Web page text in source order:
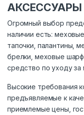
АКСЕССУАРЫ
Огромный выбор
наличии есть:
тапочки, палантины,
брелки, меховые
средство по уходу за
Высокие требования
предъявляемые к
приемлемые цены,